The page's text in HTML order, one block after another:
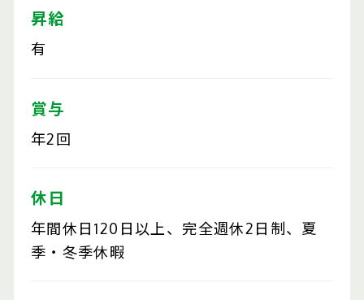
昇給
有
賞与
年2回
休日
年間休日120日以上、完全週休2日制、夏
季・冬季休暇